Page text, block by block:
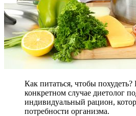
Как питаться, чтобы
конкретном случае диетолог
индивидуальный рацион,
потребности организма.